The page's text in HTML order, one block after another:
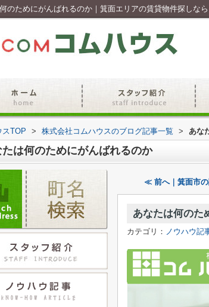
のためにがんばれるのか｜箕面エリアの賃貸物件探しなら
スTOP > 株式会社コムハウスのブログ記事一覧 > あな
たは何のためにがんばれるのか
≪ 前へ｜箕面市の
あなたは何のた
カテゴリ： ノウハウ記